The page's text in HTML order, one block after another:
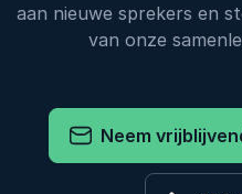
aan nieuwe sprekers en
van onze
Neem